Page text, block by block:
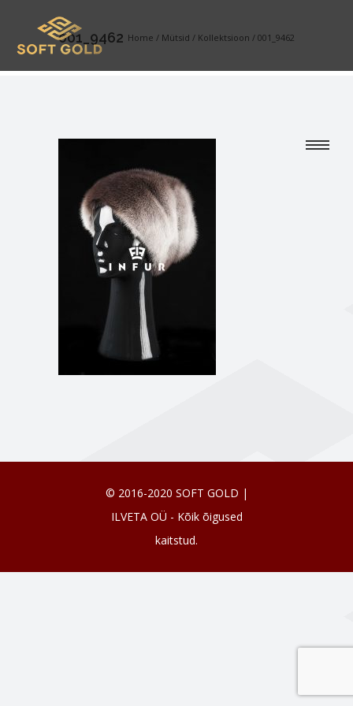
001_9462 Home / Mütsid / Kollektsioon / 001_9462
© 2016-2020 SOFT GOLD |
ILVETA OÜ - Kõik õigused
kaitstud.